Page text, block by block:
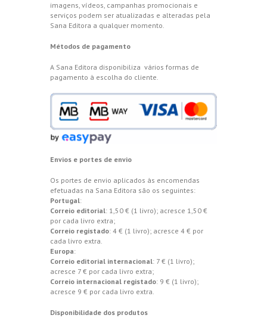
imagens, vídeos, campanhas promocionais e
serviços podem ser atualizadas e alteradas pela
Sana Editora a qualquer momento.
Métodos de pagamento
A Sana Editora disponibiliza vários formas de
pagamento à escolha do cliente.
Envios e portes de envio
Os portes de envio aplicados às encomendas
efetuadas na Sana Editora são os seguintes:
Portugal:
Correio editorial: 1,50 € (1 livro); acresce 1,50 €
por cada livro extra;
Correio registado: 4 € (1 livro); acresce 4 € por
cada livro extra.
Europa:
Correio editorial internacional: 7 € (1 livro);
acresce 7 € por cada livro extra;
Correio internacional registado: 9 € (1 livro);
acresce 9 € por cada livro extra.
Disponibilidade dos produtos